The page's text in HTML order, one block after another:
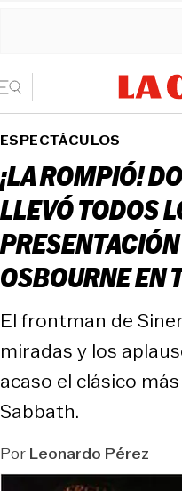
ESPECTÁCULOS
¡LA ROMPIÓ!
LLEVÓ TODOS
OSBOURNE EN
El frontman de
miradas y los
acaso el clásico
Sabbath.
PorLeonardo Pérez